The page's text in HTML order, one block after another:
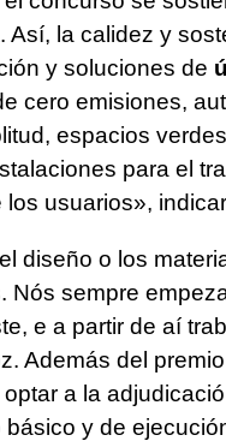
Así, la calidez y
y soluciones de
cero emisiones,
espacios
para el
los usuarios»,
diseño o los
Nós sempre
e a partir de aí
Además del
a la
y de